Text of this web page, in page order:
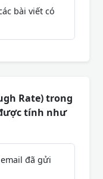
bài viết có
Rate) trong
tính như
đã gửi